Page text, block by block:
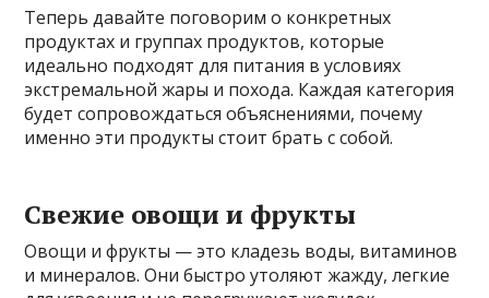
Теперь давайте поговорим о конкретных
продуктах и группах продуктов, которые
идеально подходят для питания в условиях
экстремальной жары и похода. Каждая категория
будет сопровождаться объяснениями, почему
именно эти продукты стоит брать с собой.
Свежие овощи и фрукты
Овощи и фрукты — это кладезь воды, витаминов
и минералов. Они быстро утоляют жажду, легкие